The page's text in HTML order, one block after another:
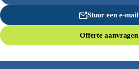
Stuur een e-mail
Offerte aanvragen